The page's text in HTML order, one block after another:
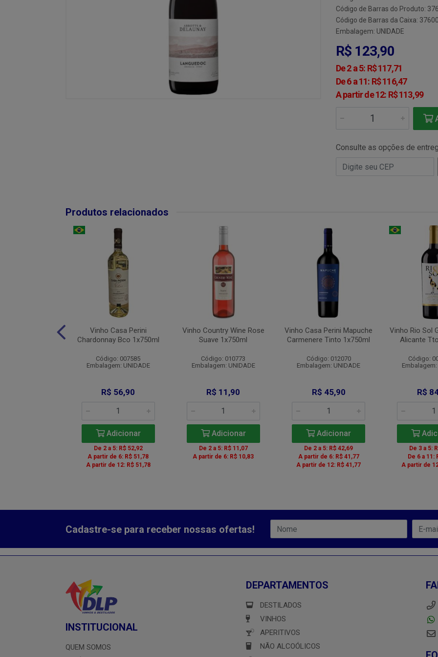
Código de Barras do Produto:
Código de Barras da Caixa:
Embalagem: UNIDADE
R$ 123,90
De 2 a 5: R$ 117,71
De 6 a 11: R$ 116,47
A partir de 12: R$ 113,99
Consulte as opções de
Produtos relacionados
Vinho Casa Perini
Chardonnay Bco 1x750ml
Código: 007585
Embalagem: UNIDADE
R$ 56,90
Adicionar
De 2 a 5: R$ 52,92
A partir de 6: R$ 51,78
A partir de 12: R$ 51,78
Vinho Country Wine Rose
Suave 1x750ml
Código: 010773
Embalagem: UNIDADE
R$ 11,90
Adicionar
De 2 a 5: R$ 11,07
A partir de 6: R$ 10,83
Vinho Casa Perini Mapuche
Carmenere Tinto 1x750ml
Código: 012070
Embalagem: UNIDADE
R$ 45,90
Adicionar
De 2 a 5: R$ 42,69
A partir de 6: R$ 41,77
A partir de 12: R$ 41,77
Vinho Rio Sol
Alicante
Código:
R$
De 3 a 5:
De 6 a 11:
A partir de
Cadastre-se para receber nossas ofertas!
INSTITUCIONAL
QUEM SOMOS
DEPARTAMENTOS
DESTILADOS
VINHOS
APERITIVOS
NÃO ALCOÓLICOS